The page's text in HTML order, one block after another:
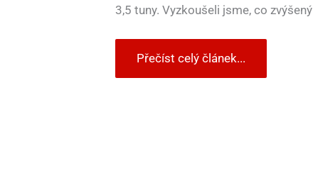
3,5 tuny. Vyzkoušeli jsme, co
Přečíst celý článek...